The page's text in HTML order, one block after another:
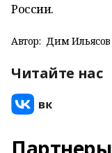
России.
Автор: Дим Ильясов
Читайте нас